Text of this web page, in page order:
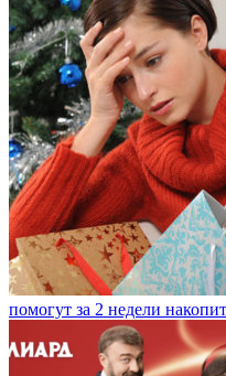
помогут за 2 недели